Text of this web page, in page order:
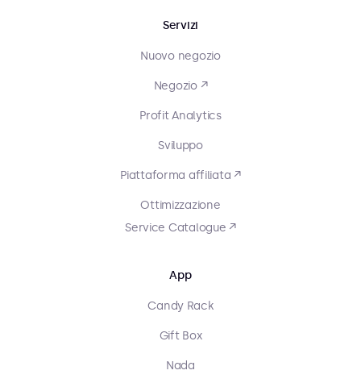
Servizi
Nuovo negozio
Negozio ↗
Profit Analytics
Sviluppo
Piattaforma affiliata ↗
Ottimizzazione
Service Catalogue ↗
App
Candy Rack
Gift Box
Nada